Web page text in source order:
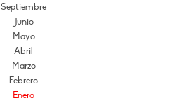
Septiembre
Junio
Mayo
Abril
Marzo
Febrero
Enero